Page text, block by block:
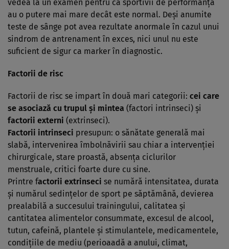
vedea la un examen pentru că sportivii de performanţă
au o putere mai mare decât este normal. Deşi anumite
teste de sânge pot avea rezultate anormale în cazul unui
sindrom de antrenament în exces, nici unul nu este
suficient de sigur ca marker în diagnostic.
Factorii de risc
Factorii de risc se impart în două mari categorii: cei care
se asociază cu trupul şi mintea (factori intrinseci) şi
factorii externi (extrinseci).
Factorii intrinseci presupun: o sănătate generală mai
slabă, intervenirea îmbolnăvirii sau chiar a intervenţiei
chirurgicale, stare proastă, absenţa ciclurilor
menstruale, critici foarte dure cu sine.
Printre factorii extrinseci se numără intensitatea, durata
şi numărul sedinţelor de sport pe săptămână, devierea
prealabilă a succesului trainingului, calitatea şi
cantitatea alimentelor consummate, excesul de alcool,
tutun, cafeină, plantele şi stimulantele, medicamentele,
condiţiile de mediu (perioaadă a anului, climat,